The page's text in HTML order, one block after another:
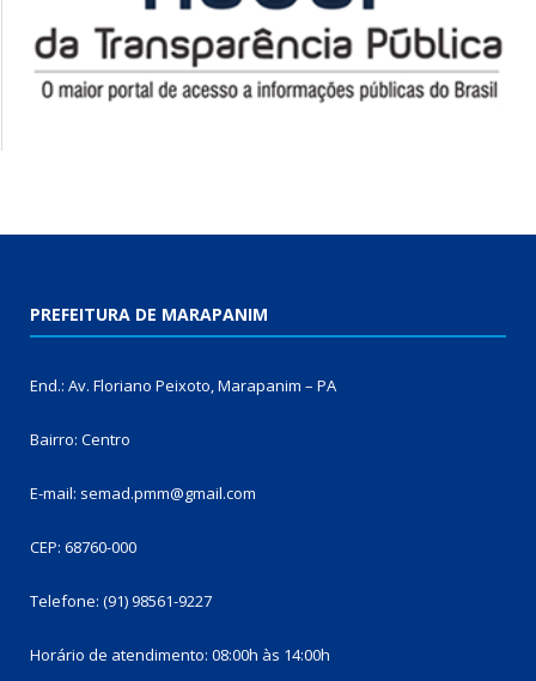
PREFEITURA DE MARAPANIM
End.: Av. Floriano Peixoto, Marapanim – PA
Bairro: Centro
E-mail: semad.pmm@gmail.com
CEP: 68760-000
Telefone: (91) 98561-9227
Horário de atendimento: 08:00h às 14:00h